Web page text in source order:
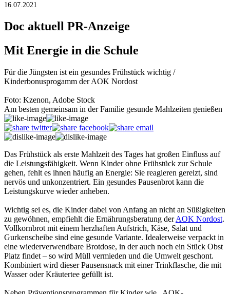
16.07.2021
Doc aktuell PR-Anzeige
Mit Energie in die Schule
Für die Jüngsten ist ein gesundes Frühstück wichtig /
Kinderbonusprogamm der AOK Nordost
Foto: Kzenon, Adobe Stock
Am besten gemeinsam in der Familie gesunde Mahlzeiten genießen
Das Frühstück als erste Mahlzeit des Tages hat großen Einfluss auf
die Leistungsfähigkeit. Wenn Kinder ohne Frühstück zur Schule
gehen, fehlt es ihnen häufig an Energie: Sie reagieren gereizt, sind
nervös und unkonzentriert. Ein gesundes Pausenbrot kann die
Leistungskurve wieder anheben.
Wichtig sei es, die Kinder dabei von Anfang an nicht an Süßigkeiten
zu gewöhnen, empfiehlt die Ernährungsberatung derAOK Nordost.
Vollkornbrot mit einem herzhaften Aufstrich, Käse, Salat und
Gurkenscheibe sind eine gesunde Variante. Idealerweise verpackt in
eine wiederverwendbare Brotdose, in der auch noch ein Stück Obst
Platz findet – so wird Müll vermieden und die Umwelt geschont.
Kombiniert wird dieser Pausensnack mit einer Trinkflasche, die mit
Wasser oder Kräutertee gefüllt ist.